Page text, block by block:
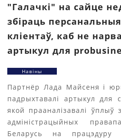
"Галачкі" на сайце
збіраць
кліентаў, каб не
артыкул для
Навіны
Партнёр Лада Майсеня і
падрыхтавалі артыкул для
якой прааналізавалі ўплыў
адміністрацыйных
Беларусь на працэдуру